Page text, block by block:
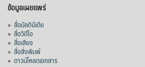
ข้อมูลเผยแพร่
» สื่อมัลติมีเดีย
» สื่อวิดีโอ
» สื่อเสียง
» สื่อสิ่งพิมพ์
» ดาวน์โหลดเอกสาร